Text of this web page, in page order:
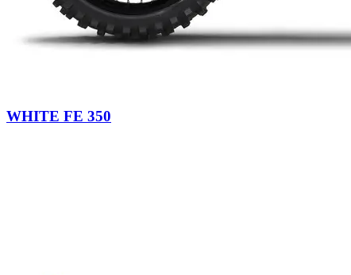
WHITE FE 350